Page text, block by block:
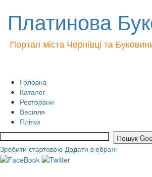
Платинова
Портал міста Чернівці та
Головна
Каталог
Ресторани
Весілля
Плітки
Зробити стартовою Додати в обрані